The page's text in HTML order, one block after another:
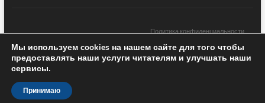
Политика конфиденциальности
Новости Грузии| Black Sea Press LTD © 2020 All Rights Reserved /
Design & development —
Мы используем cookies на нашем сайте для того чтобы
предоставлять наши услуги читателям и улучшать наши
сервисы.
Принимаю